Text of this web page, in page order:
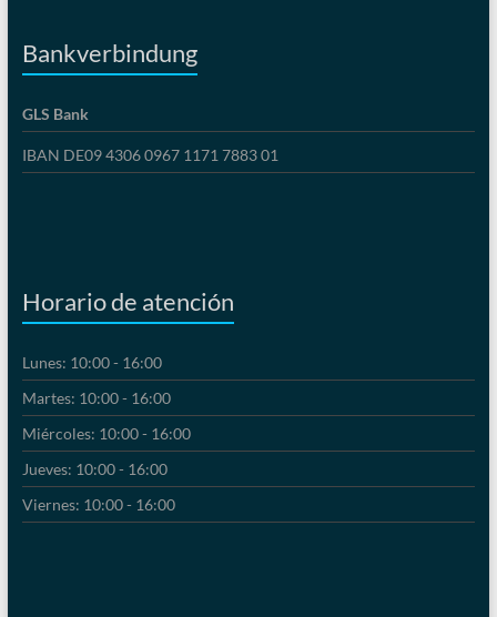
Bankverbindung
GLS Bank
IBAN DE09 4306 0967 1171 7883 01
Horario de atención
Lunes: 10:00 - 16:00
Martes: 10:00 - 16:00
Miércoles: 10:00 - 16:00
Jueves: 10:00 - 16:00
Viernes: 10:00 - 16:00